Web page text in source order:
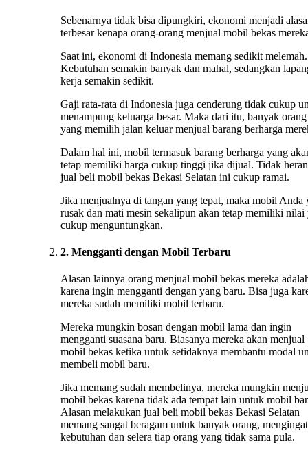
Sebenarnya tidak bisa dipungkiri, ekonomi menjadi
terbesar kenapa orang-orang menjual mobil bekas
Saat ini, ekonomi di Indonesia memang sedikit melemah.
Kebutuhan semakin banyak dan mahal, sedangkan
kerja semakin sedikit.
Gaji rata-rata di Indonesia juga cenderung tidak cukup
menampung keluarga besar. Maka dari itu, banyak orang
yang memilih jalan keluar menjual barang berharga
Dalam hal ini, mobil termasuk barang berharga yang
tetap memiliki harga cukup tinggi jika dijual. Tidak
jual beli mobil bekas Bekasi Selatan ini cukup ramai.
Jika menjualnya di tangan yang tepat, maka mobil Anda
rusak dan mati mesin sekalipun akan tetap memiliki nilai
cukup menguntungkan.
2. Mengganti dengan Mobil Terbaru
Alasan lainnya orang menjual mobil bekas mereka
karena ingin mengganti dengan yang baru. Bisa juga
mereka sudah memiliki mobil terbaru.
Mereka mungkin bosan dengan mobil lama dan ingin
mengganti suasana baru. Biasanya mereka akan menjual
mobil bekas ketika untuk setidaknya membantu modal
membeli mobil baru.
Jika memang sudah membelinya, mereka mungkin
mobil bekas karena tidak ada tempat lain untuk mobil
Alasan melakukan jual beli mobil bekas Bekasi Selatan
memang sangat beragam untuk banyak orang, mengingat
kebutuhan dan selera tiap orang yang tidak sama pula.